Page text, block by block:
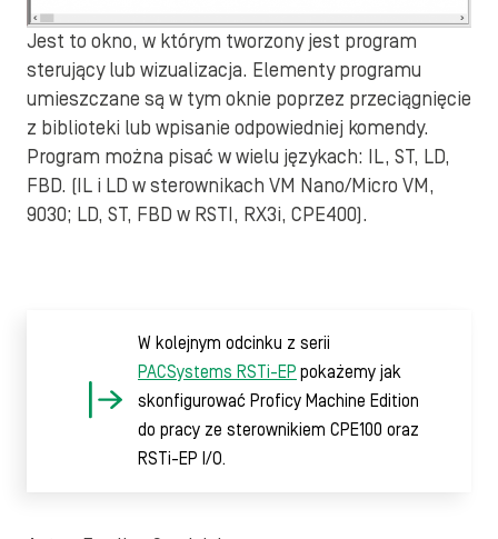
Jest to okno, w którym tworzony jest program
sterujący lub wizualizacja. Elementy programu
umieszczane są w tym oknie poprzez przeciągnięcie
z biblioteki lub wpisanie odpowiedniej komendy.
Program można pisać w wielu językach: IL, ST, LD,
FBD. (IL i LD w sterownikach VM Nano/Micro VM,
9030; LD, ST, FBD w RSTI, RX3i, CPE400).
W kolejnym odcinku z serii
PACSystems RSTi-EP pokażemy jak
skonfigurować Proficy Machine Edition
do pracy ze sterownikiem CPE100 oraz
RSTi-EP I/O.